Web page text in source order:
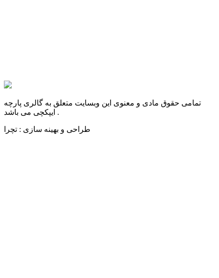
تمامی حقوق مادی و معنوی این وبسایت متعلق به گالری پارچه
ایپکچی می باشد .
طراحی و بهینه سازی : تچرا